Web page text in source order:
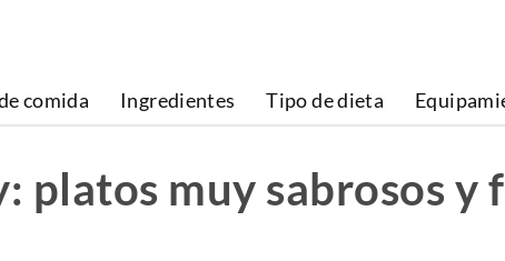
comida Ingredientes Tipo de dieta
platos muy sabrosos y